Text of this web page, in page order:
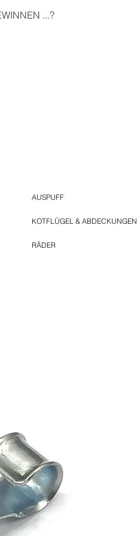
...?
AUSPUFF
KOTFLÜGEL & ABDECKUNGEN
RÄDER